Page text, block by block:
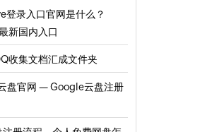
登录入口官网是什么？
新国内入口
收集文档汇成文件夹
盘官网 — Google云盘注册